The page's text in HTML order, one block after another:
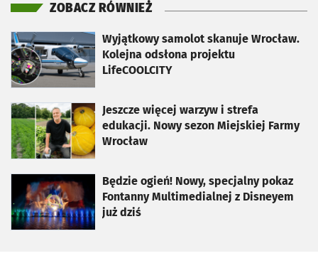
ZOBACZ RÓWNIEŻ
Wyjątkowy samolot skanuje Wrocław.
Kolejna odsłona projektu
LifeCOOLCITY
otworzy się w nowej karcie
Jeszcze więcej warzyw i strefa
edukacji. Nowy sezon Miejskiej Farmy
Wrocław
otworzy się w nowej karcie
Będzie ogień! Nowy, specjalny pokaz
Fontanny Multimedialnej z Disneyem
już dziś
otworzy się w nowej karcie